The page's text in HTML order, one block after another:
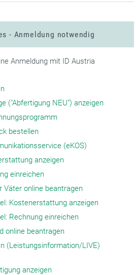
- Anmeldung notwendig
Anmeldung mit ID Austria
("Abfertigung NEU") anzeigen
bestellen
(eKOS)
anzeigen
einreichen
Väter online beantragen
Kostenerstattung anzeigen
Rechnung einreichen
online beantragen
(Leistungsinformation/LIVE)
anzeigen